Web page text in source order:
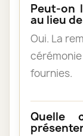
Peut-on
au lieu
Oui. La
fournies.
Quelle